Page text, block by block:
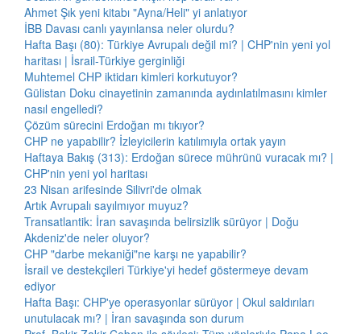
Ahmet Şık yeni kitabı "Ayna/Heli" yi anlatıyor
İBB Davası canlı yayınlansa neler olurdu?
Hafta Başı (80): Türkiye Avrupalı değil mi? | CHP'nin yeni yol
haritası | İsrail-Türkiye gerginliği
Muhtemel CHP iktidarı kimleri korkutuyor?
Gülistan Doku cinayetinin zamanında aydınlatılmasını kimler
nasıl engelledi?
Çözüm sürecini Erdoğan mı tıkıyor?
CHP ne yapabilir? İzleyicilerin katılımıyla ortak yayın
Haftaya Bakış (313): Erdoğan sürece mührünü vuracak mı? |
CHP'nin yeni yol haritası
23 Nisan arifesinde Silivri'de olmak
Artık Avrupalı sayılmıyor muyuz?
Transatlantik: İran savaşında belirsizlik sürüyor | Doğu
Akdeniz'de neler oluyor?
CHP "darbe mekaniği"ne karşı ne yapabilir?
İsrail ve destekçileri Türkiye'yi hedef göstermeye devam
ediyor
Hafta Başı: CHP'ye operasyonlar sürüyor | Okul saldırıları
unutulacak mı? | İran savaşında son durum